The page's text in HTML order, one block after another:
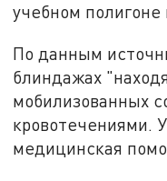
учебном полигоне
По данным
блиндажах
мобилизованных
кровотечениями.
медицинская